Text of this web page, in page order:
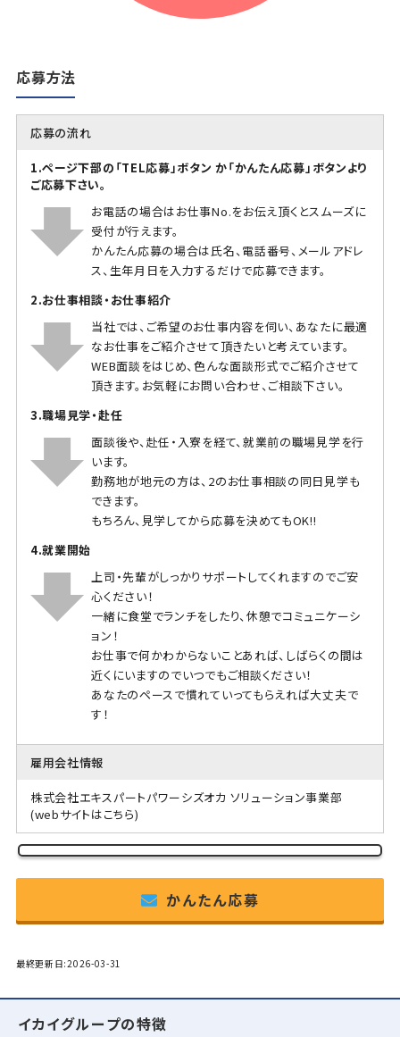
応募方法
応募の流れ
1.ページ下部の「TEL応募」ボタン か「かんたん応募」ボタンより
ご応募下さい。
お電話の場合はお仕事No.をお伝え頂くとスムーズに
受付が行えます。
かんたん応募の場合は氏名、電話番号、メールアドレ
ス、生年月日を入力するだけで応募できます。
2.お仕事相談・お仕事紹介
当社では、ご希望のお仕事内容を伺い、あなたに最適
なお仕事をご紹介させて頂きたいと考えています。
WEB面談をはじめ、色んな面談形式でご紹介させて
頂きます。お気軽にお問い合わせ、ご相談下さい。
3.職場見学・赴任
面談後や、赴任・入寮を経て、就業前の職場見学を行
います。
勤務地が地元の方は、2のお仕事相談の同日見学も
できます。
もちろん、見学してから応募を決めてもOK!!
4.就業開始
上司・先輩がしっかりサポートしてくれますのでご安
心ください！
一緒に食堂でランチをしたり、休憩でコミュニケーシ
ョン！
お仕事で何かわからないことあれば、しばらくの間は
近くにいますのでいつでもご相談ください！
あなたのペースで慣れていってもらえれば大丈夫で
す！
雇用会社情報
株式会社エキスパートパワーシズオカ ソリューション事業部
(webサイトはこちら)
かんたん応募
最終更新日:2026-03-31
イカイグループの特徴